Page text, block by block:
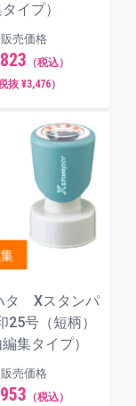
など
サイトでも販売
トは別となりま
員のご登録が必要
イプ）
販売価格
（税込）
抜 ¥3,476）
タ Xスタンパ
25号（短柄）
編集タイプ）
販売価格
（税込）